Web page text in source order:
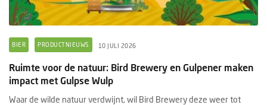
BIER PRODUCTNIEUWS 10 JULI 2026
Ruimte voor de natuur: Bird Brewery en Gulpener maken
impact met Gulpse Wulp
Waar de wilde natuur verdwijnt, wil Bird Brewery deze weer tot